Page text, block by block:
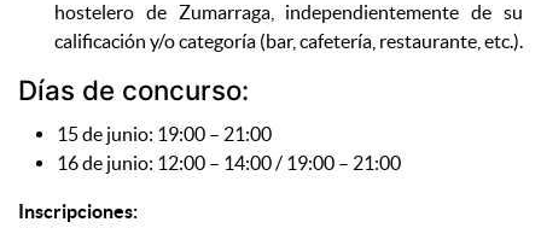
hostelero de Zumarraga, independientemente de su
calificación y/o categoría (bar, cafetería, restaurante, etc.).
Días de concurso:
15 de junio: 19:00 – 21:00
16 de junio: 12:00 – 14:00 / 19:00 – 21:00
Inscripciones: